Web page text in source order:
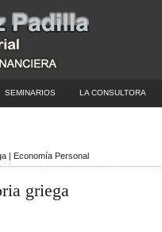
SEMINARIOS LA CONSULTORA
| Economía Personal
griega